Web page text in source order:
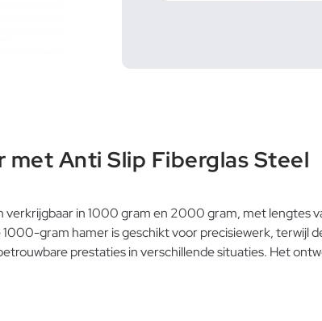
met Anti Slip Fiberglas Steel
verkrijgbaar in 1000 gram en 2000 gram, met
gram hamer is geschikt voor precisiewerk,
prestaties in verschillende situaties. Het